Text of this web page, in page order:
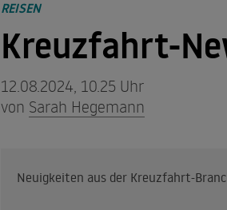
REISEN
Kreuzfahrt-
12.08.2024, 10.25 Uhr
von Sarah Hegemann
Neuigkeiten aus der Kreuzfahrt-